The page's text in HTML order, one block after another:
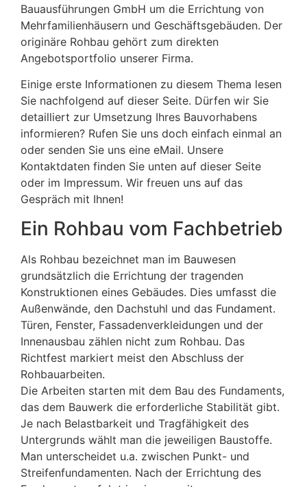
Bauausführungen GmbH um die Errichtung von
Mehrfamilienhäusern und Geschäftsgebäuden. Der
originäre Rohbau gehört zum direkten
Angebotsportfolio unserer Firma.
Einige erste Informationen zu diesem Thema lesen
Sie nachfolgend auf dieser Seite. Dürfen wir Sie
detailliert zur Umsetzung Ihres Bauvorhabens
informieren? Rufen Sie uns doch einfach einmal an
oder senden Sie uns eine eMail. Unsere
Kontaktdaten finden Sie unten auf dieser Seite
oder im Impressum. Wir freuen uns auf das
Gespräch mit Ihnen!
Ein Rohbau vom Fachbetrieb
Als Rohbau bezeichnet man im Bauwesen
grundsätzlich die Errichtung der tragenden
Konstruktionen eines Gebäudes. Dies umfasst die
Außenwände, den Dachstuhl und das Fundament.
Türen, Fenster, Fassadenverkleidungen und der
Innenausbau zählen nicht zum Rohbau. Das
Richtfest markiert meist den Abschluss der
Rohbauarbeiten.
Die Arbeiten starten mit dem Bau des Fundaments,
das dem Bauwerk die erforderliche Stabilität gibt.
Je nach Belastbarkeit und Tragfähigkeit des
Untergrunds wählt man die jeweiligen Baustoffe.
Man unterscheidet u.a. zwischen Punkt- und
Streifenfundamenten. Nach der Errichtung des